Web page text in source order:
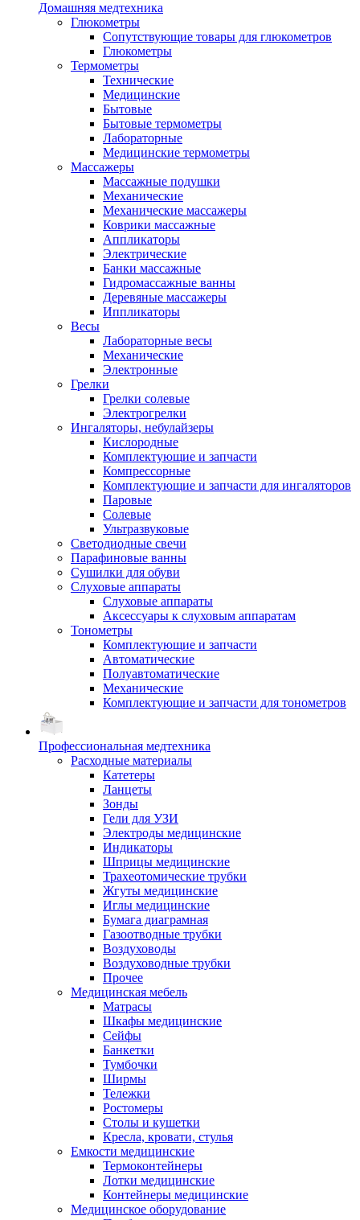
Домашняя медтехника
Глюкометры
Сопутствующие товары для глюкометров
Глюкометры
Термометры
Технические
Медицинские
Бытовые
Бытовые термометры
Лабораторные
Медицинские термометры
Массажеры
Массажные подушки
Механические
Механические массажеры
Коврики массажные
Аппликаторы
Электрические
Банки массажные
Гидромассажные ванны
Деревяные массажеры
Иппликаторы
Весы
Лабораторные весы
Механические
Электронные
Грелки
Грелки солевые
Электрогрелки
Ингаляторы, небулайзеры
Кислородные
Комплектующие и запчасти
Компрессорные
Комплектующие и запчасти для ингаляторов
Паровые
Солевые
Ультразвуковые
Светодиодные свечи
Парафиновые ванны
Сушилки для обуви
Слуховые аппараты
Слуховые аппараты
Аксессуары к слуховым аппаратам
Тонометры
Комплектующие и запчасти
Автоматические
Полуавтоматические
Механические
Комплектующие и запчасти для тонометров
Профессиональная медтехника
Расходные материалы
Катетеры
Ланцеты
Зонды
Гели для УЗИ
Электроды медицинские
Индикаторы
Шприцы медицинские
Трахеотомические трубки
Жгуты медицинские
Иглы медицинские
Бумага диаграмная
Газоотводные трубки
Воздуховоды
Воздуховодные трубки
Прочее
Медицинская мебель
Матрасы
Шкафы медицинские
Сейфы
Банкетки
Тумбочки
Ширмы
Тележки
Ростомеры
Столы и кушетки
Кресла, кровати, стулья
Емкости медицинские
Термоконтейнеры
Лотки медицинские
Контейнеры медицинские
Медицинское оборудование